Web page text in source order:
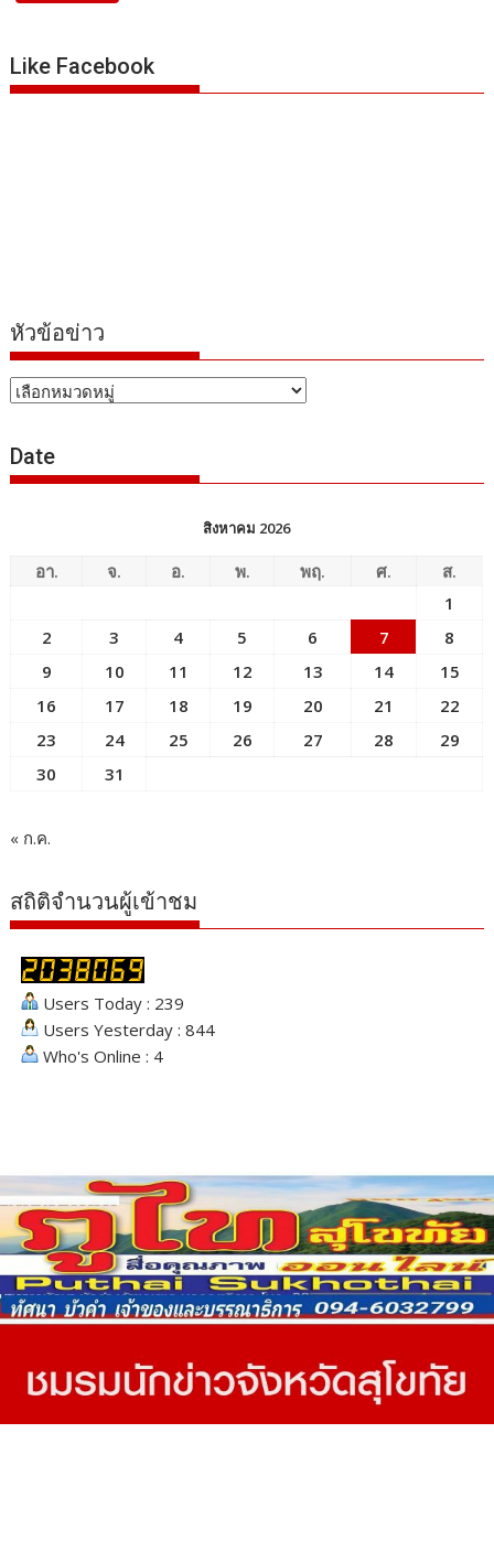
Like Facebook
หัวข้อข่าว
หัวข้อ
Date
สิงหาคม 2026
อา. จ. อ. พ. พฤ. ศ.
ส.
1
2
3 4 5 6 7
8
9
10 11 12 13 14
15
16
17 18 19 20 21
22
23
24 25 26 27 28
29
30
31
« ก.ค.
สถิติจำนวนผู้เข้าชม
Users Today : 239
Users Yesterday : 844
Who's Online : 4